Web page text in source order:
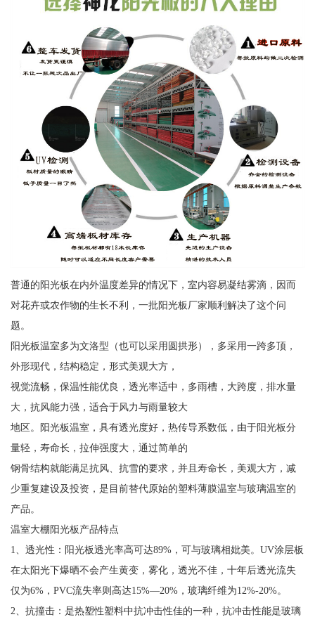
普通的阳光板在内外温度差异的情况下，室内容易凝结雾滴，因而
对花卉或农作物的生长不利，一批阳光板厂家顺利解决了这个问
题。
阳光板温室多为文洛型（也可以采用圆拱形），多采用一跨多顶，
外形现代，结构稳定，形式美观大方，
视觉流畅，保温性能优良，透光率适中，多雨槽，大跨度，排水量
大，抗风能力强，适合于风力与雨量较大
地区。阳光板温室，具有透光度好，热传导系数低，由于阳光板分
量轻，寿命长，拉伸强度大，通过简单的
钢骨结构就能满足抗风、抗雪的要求，并且寿命长，美观大方，减
少重复建设及投资，是目前替代原始的塑料薄膜温室与玻璃温室的
产品。
温室大棚阳光板产品特点
1、透光性：阳光板透光率高可达89%，可与玻璃相妣美。UV涂层板
在太阳光下爆晒不会产生黄变，雾化，透光不佳，十年后透光流失
仅为6%，PVC流失率则高达15%—20%，玻璃纤维为12%-20%。
2、抗撞击：是热塑性塑料中抗冲击性佳的一种，抗冲击性能是玻璃